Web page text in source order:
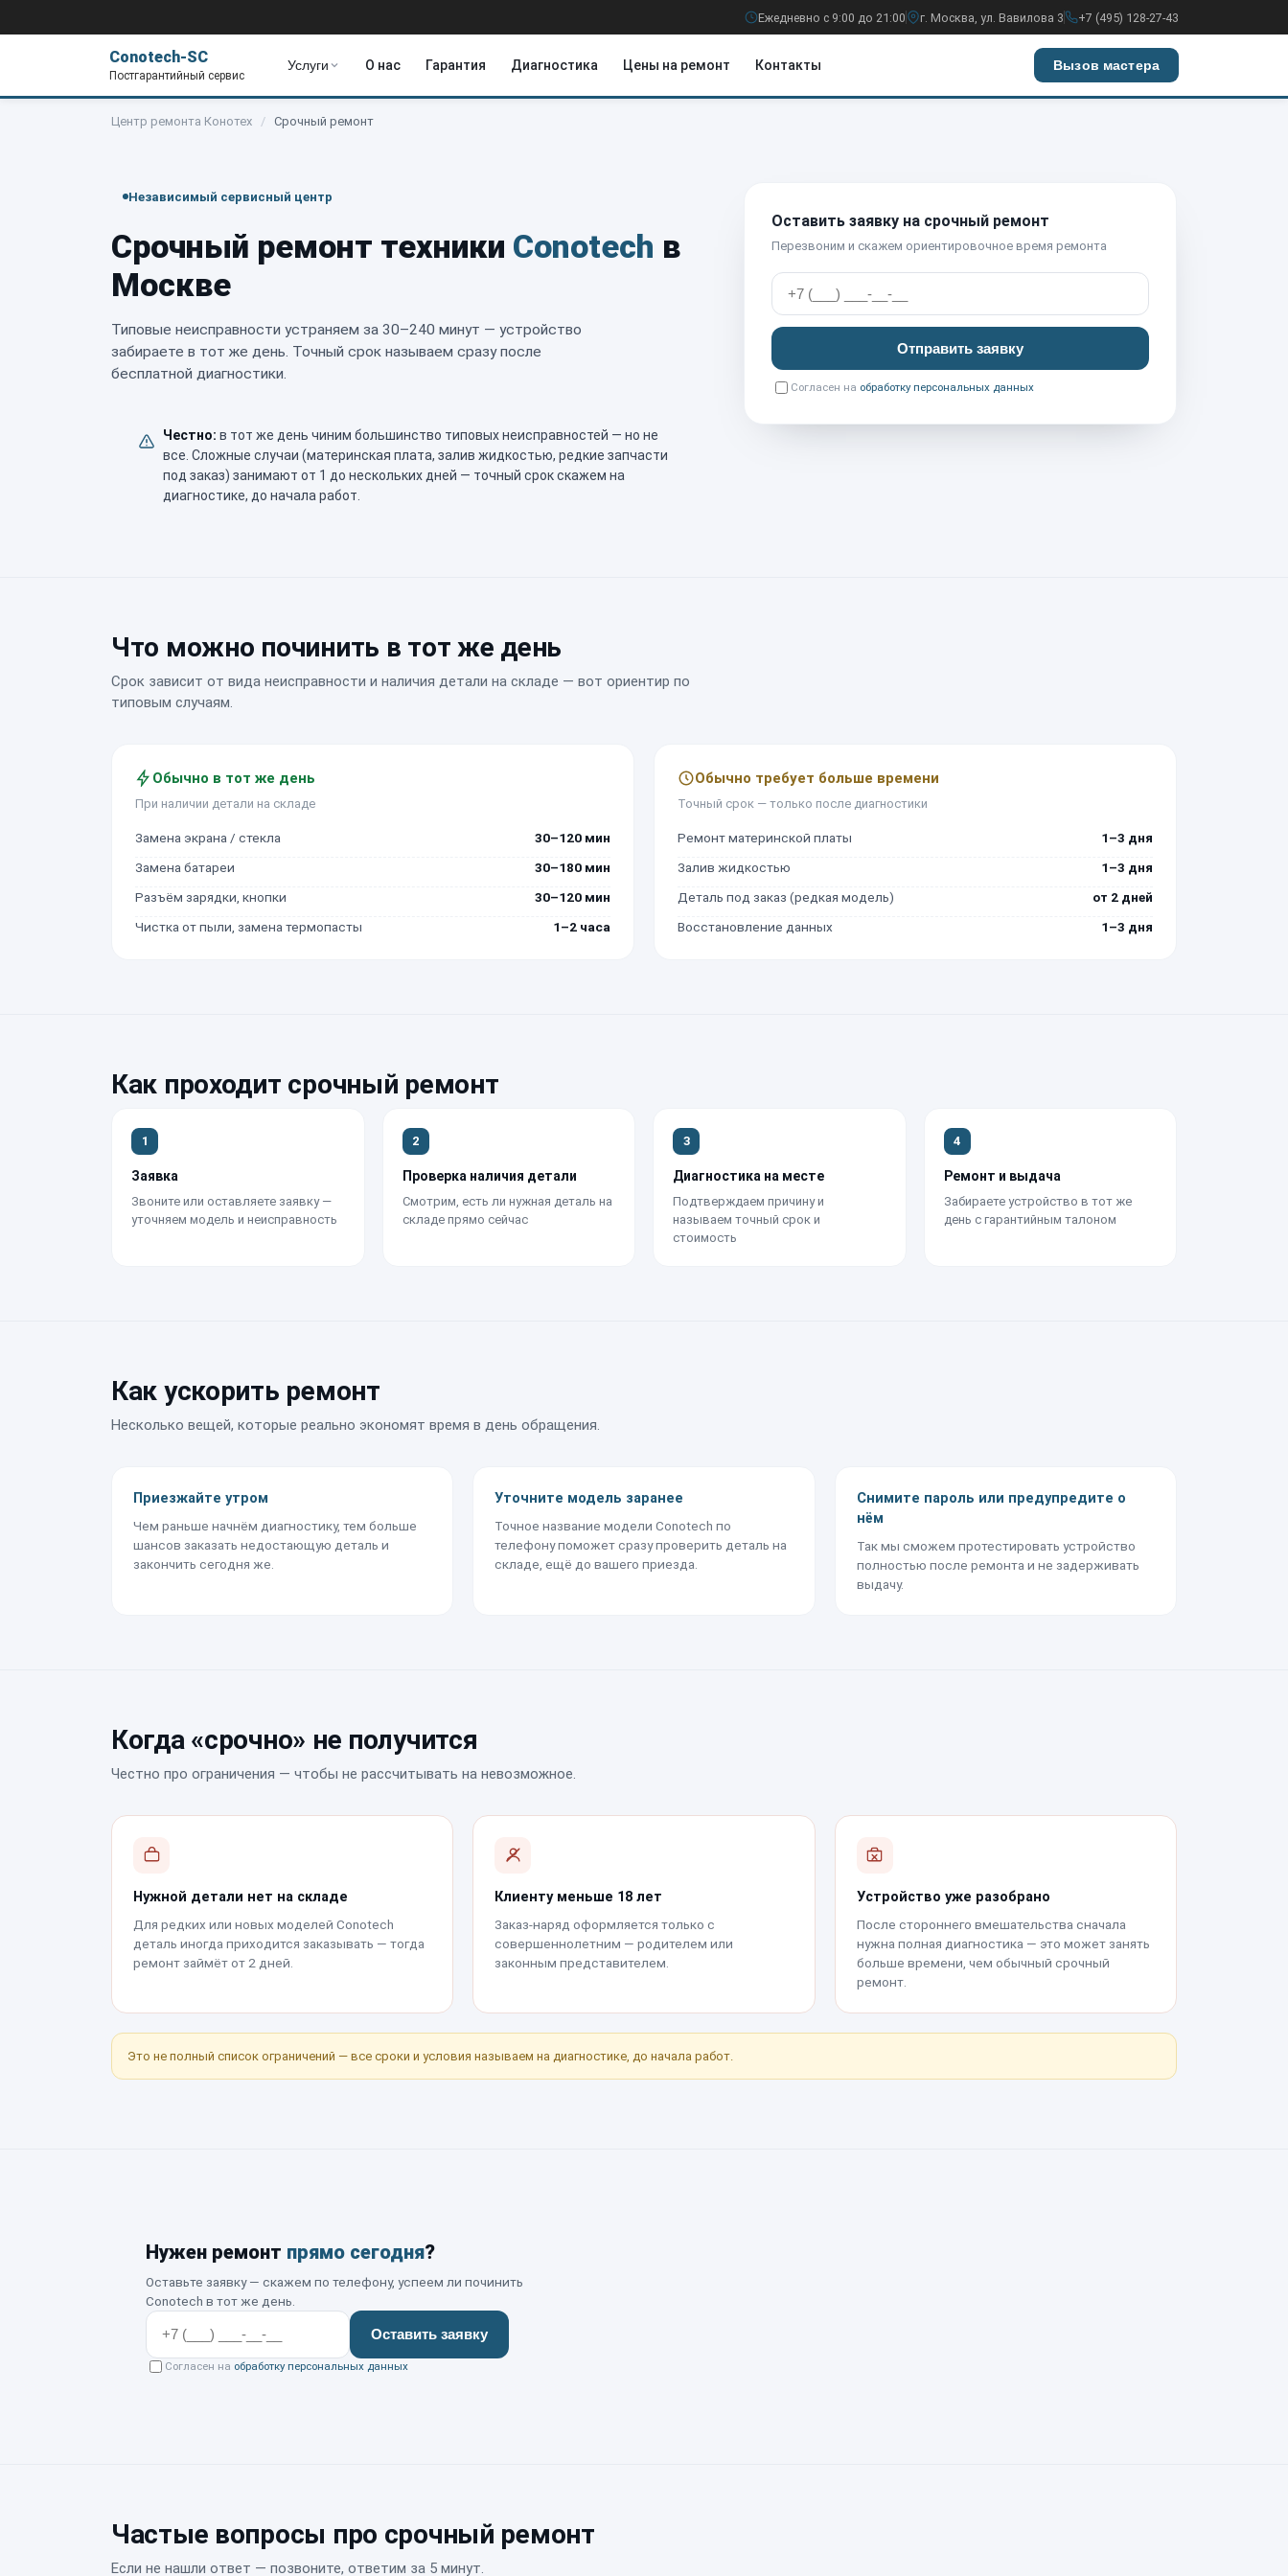
Ежедневно с 9:00 до 21:00 г. Москва, ул. Вавилова 3 +7 (495) 128-27-43
Conotech-SC
Постгарантийный сервис
Услуги О нас Гарантия Диагностика Цены на ремонт Контакты Вызов мастера
Центр ремонта Конотех / Срочный ремонт
Независимый сервисный центр
Срочный ремонт техники Conotech в
Москве
Типовые неисправности устраняем за 30–240 минут — устройство
забираете в тот же день. Точный срок называем сразу после
бесплатной диагностики.
Честно: в тот же день чиним большинство типовых неисправностей — но не
все. Сложные случаи (материнская плата, залив жидкостью, редкие запчасти
под заказ) занимают от 1 до нескольких дней — точный срок скажем на
диагностике, до начала работ.
Оставить заявку на срочный ремонт
Перезвоним и скажем ориентировочное время ремонта
Отправить заявку
Согласен на обработку персональных данных
Что можно починить в тот же день
Срок зависит от вида неисправности и наличия детали на складе — вот ориентир по
типовым случаям.
Обычно в тот же день
При наличии детали на складе
Замена экрана / стекла
30–120 мин
Замена батареи
30–180 мин
Разъём зарядки, кнопки
30–120 мин
Чистка от пыли, замена термопасты
1–2 часа
Обычно требует больше времени
Точный срок — только после диагностики
Ремонт материнской платы
1–3 дня
Залив жидкостью
1–3 дня
Деталь под заказ (редкая модель)
от 2 дней
Восстановление данных
1–3 дня
Как проходит срочный ремонт
1
Заявка
Звоните или оставляете заявку —
уточняем модель и неисправность
2
Проверка наличия детали
Смотрим, есть ли нужная деталь на
складе прямо сейчас
3
Диагностика на месте
Подтверждаем причину и
называем точный срок и
стоимость
4
Ремонт и выдача
Забираете устройство в тот же
день с гарантийным талоном
Как ускорить ремонт
Несколько вещей, которые реально экономят время в день обращения.
Приезжайте утром
Чем раньше начнём диагностику, тем больше
шансов заказать недостающую деталь и
закончить сегодня же.
Уточните модель заранее
Точное название модели Conotech по
телефону поможет сразу проверить деталь на
складе, ещё до вашего приезда.
Снимите пароль или предупредите о
нём
Так мы сможем протестировать устройство
полностью после ремонта и не задерживать
выдачу.
Когда «срочно» не получится
Честно про ограничения — чтобы не рассчитывать на невозможное.
Нужной детали нет на складе
Для редких или новых моделей Conotech
деталь иногда приходится заказывать — тогда
ремонт займёт от 2 дней.
Клиенту меньше 18 лет
Заказ-наряд оформляется только с
совершеннолетним — родителем или
законным представителем.
Устройство уже разобрано
После стороннего вмешательства сначала
нужна полная диагностика — это может занять
больше времени, чем обычный срочный
ремонт.
Это не полный список ограничений — все сроки и условия называем на диагностике, до начала работ.
Нужен ремонт прямо сегодня?
Оставьте заявку — скажем по телефону, успеем ли починить
Conotech в тот же день.
Оставить заявку
Согласен на обработку персональных данных
Частые вопросы про срочный ремонт
Если не нашли ответ — позвоните, ответим за 5 минут.